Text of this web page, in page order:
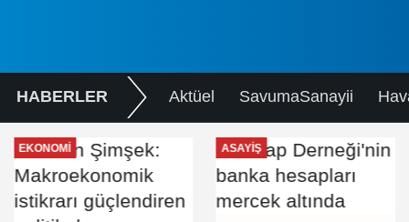
HABERLER Aktüel SavumaSanayii
EKONOMI ASAYIŞ